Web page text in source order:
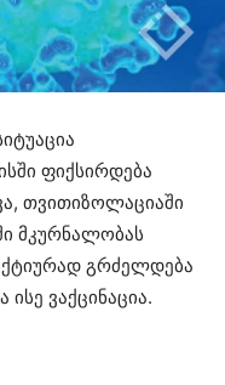
ფიქსირდება
თვითიზოლაციაში
მკურნალობას
გრძელდება
ვაქცინაცია.